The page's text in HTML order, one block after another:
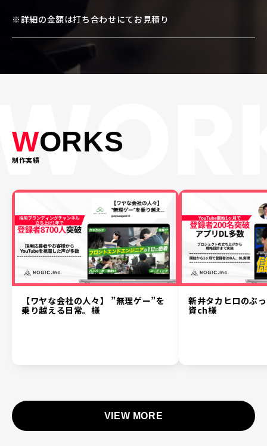
※詳細の金額は打ち合わせにてお見積り
WORKS
制作実績
【ワヤな会社の人々】 ”無理ゲー”を
乗り越える日常。様
新井タカヒロのぶ
資ch様
VIEW MORE